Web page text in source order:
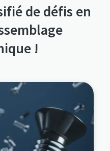
de défis en
!